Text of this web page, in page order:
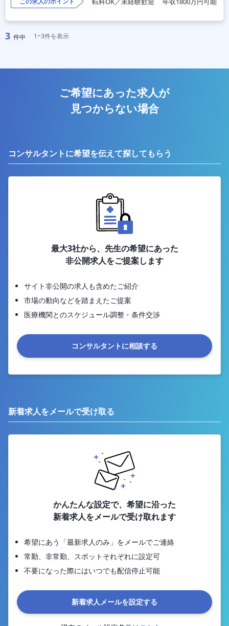
3 件中 1~3件を表示
ご希望にあった求人が
見つからない場合
コンサルタントに希望を伝えて探してもらう
最大3社から、先生の希望にあった
非公開求人をご提案します
サイト非公開の求人も含めたご紹介
市場の動向などを踏まえたご提案
医療機関とのスケジュール調整・条件交渉
コンサルタントに相談する
新着求人をメールで受け取る
かんたんな設定で、希望に沿った
新着求人をメールで受け取れます
希望にあう「最新求人のみ」をメールでご連絡
常勤、非常勤、スポットそれぞれに設定可
不要になった際にはいつでも配信停止可能
新着求人メールを設定する